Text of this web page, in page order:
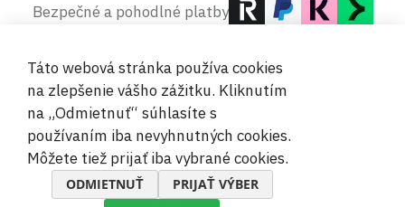
Bezpečné a pohodlné platby
© 2019-2026 Megamix s.r.o.
Táto webová stránka používa cookies
na zlepšenie vášho zážitku. Kliknutím
na „Odmietnuť“ súhlasíte s
používaním iba nevyhnutných cookies.
Môžete tiež prijať iba vybrané cookies.
ODMIETNUŤ PRIJAŤ VÝBER